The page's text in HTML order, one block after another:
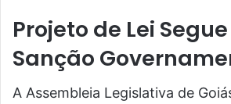
Projeto de Lei
Sanção
A Assembleia Legislativa de